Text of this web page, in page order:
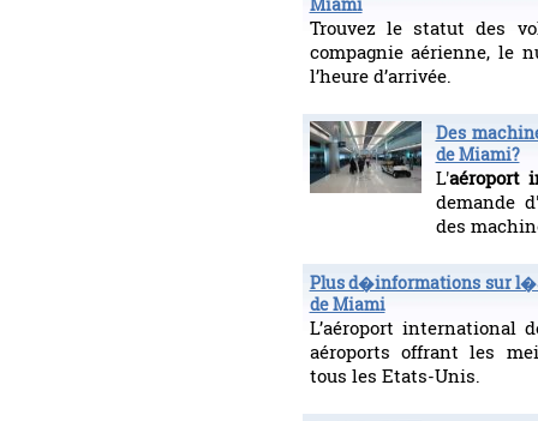
Miami
Trouvez le statut des
compagnie aérienne, le
l’heure d’arrivée.
Des
de Miami?
L'aéroport
demande
des
Plus d�informations sur
de Miami
L’aéroport international
aéroports offrant les
tous les Etats-Unis.